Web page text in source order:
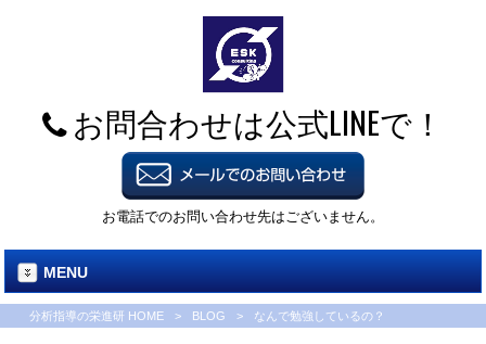
お問合わせは公式LINEで！
お電話でのお問い合わせ先はございません。
MENU
分析指導の栄進研 HOME > BLOG > なんで勉強しているの？